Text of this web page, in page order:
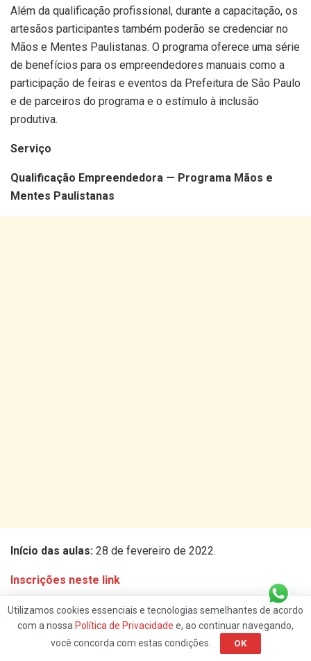
Além da qualificação profissional, durante a capacitação, os
artesãos participantes também poderão se credenciar no
Mãos e Mentes Paulistanas. O programa oferece uma série
de benefícios para os empreendedores manuais como a
participação de feiras e eventos da Prefeitura de São Paulo
e de parceiros do programa e o estímulo à inclusão
produtiva.
Serviço
Qualificação Empreendedora — Programa Mãos e
Mentes Paulistanas
Início das aulas: 28 de fevereiro de 2022.
Inscrições neste link
Conteúdo online.
Utilizamos cookies essenciais e tecnologias semelhantes de acordo
com a nossa Política de Privacidade e, ao continuar navegando,
você concorda com estas condições.
OK